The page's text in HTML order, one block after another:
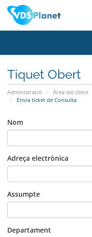
Tiquet Obert
Administració Àrea del client
Envia ticket de Consulta
Nom
Adreça electrònica
Assumpte
Departament